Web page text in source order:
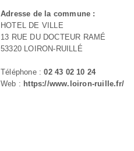
Adresse de la commune :
HOTEL DE VILLE
13 RUE DU DOCTEUR RAMÉ
53320 LOIRON-RUILLÉ
Téléphone :02 43 02 10 24
Web : https://www.loiron-ruille.fr/